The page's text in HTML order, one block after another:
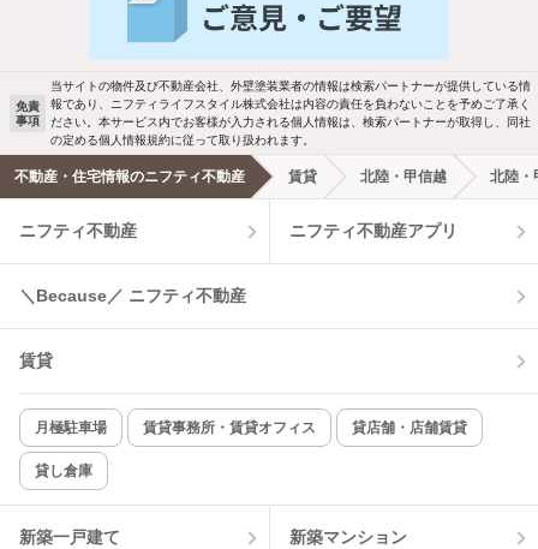
免責
事項
当サイトの物件及び不動産会社、外壁塗装業者の情報は検索パートナーが提供している情
報であり、ニフティライフスタイル株式会社は内容の責任を負わないことを予めご了承く
ださい。本サービス内でお客様が入力される個人情報は、検索パートナーが取得し、同社
の定める個人情報規約に従って取り扱われます。
不動産・住宅情報のニフティ不動産 賃貸 北陸・甲信越 北陸・
ニフティ不動産 ニフティ不動産アプリ
＼Because／ ニフティ不動産
賃貸
月極駐車場 賃貸事務所・賃貸オフィス 貸店舗・店舗賃貸
貸し倉庫
新築一戸建て 新築マンション